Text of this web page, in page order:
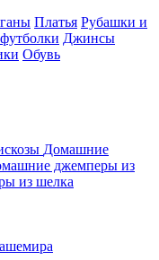
Платья Рубашки и
Джинсы
Обувь
Домашние
джемперы из
из шелка